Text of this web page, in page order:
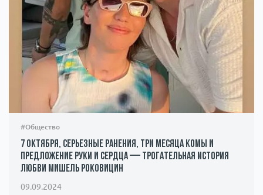
#Общество
7 октября, серьезные ранения, три месяца комы и
предложение руки и сердца — трогательная история
любви Мишель Роковицин
09.09.2024